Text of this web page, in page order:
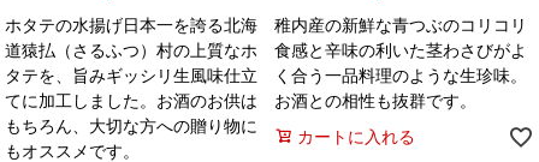
ホタテの水揚げ日本一を誇る北海
道猿払（さるふつ）村の上質なホ
タテを、旨みギッシリ生風味仕立
てに加工しました。お酒のお供は
もちろん、大切な方への贈り物に
もオススメです。
稚内産の新鮮な青つぶのコリコリ
食感と辛味の利いた茎わさびがよ
く合う一品料理のような生珍味。
お酒との相性も抜群です。
カートに入れる